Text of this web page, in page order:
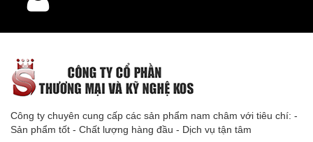
Công ty chuyên cung cấp các sản phẩm nam châm với tiêu chí: -
Sản phẩm tốt - Chất lượng hàng đầu - Dịch vụ tận tâm